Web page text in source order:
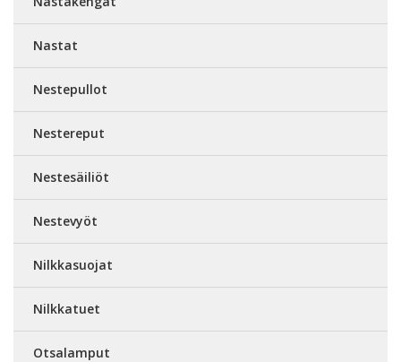
Nastat
Nestepullot
Nestereput
Nestesäiliöt
Nestevyöt
Nilkkasuojat
Nilkkatuet
Otsalamput